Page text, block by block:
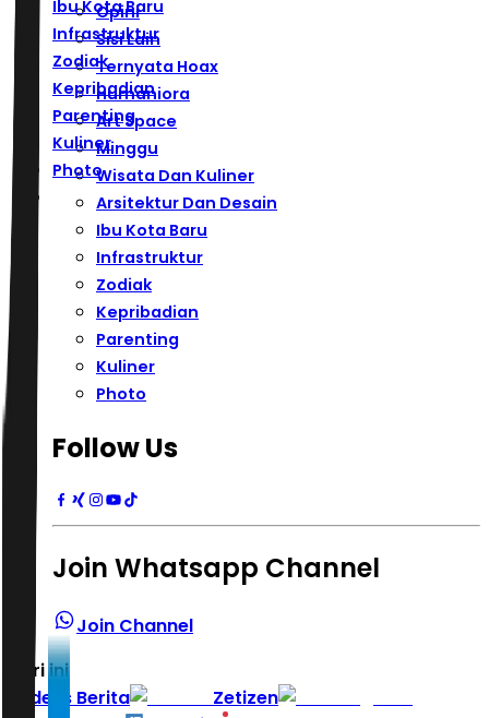
Ibu Kota Baru
Infrastruktur
Zodiak
Kepribadian
Parenting
Kuliner
Photo
Opini
Sisi Lain
Ternyata Hoax
Humaniora
Art Space
Minggu
Wisata Dan Kuliner
Arsitektur Dan Desain
Ibu Kota Baru
Infrastruktur
Zodiak
Kepribadian
Parenting
Kuliner
Photo
Follow Us
Join Whatsapp Channel
Join Channel
Hari ini
Indeks Berita
Zetizen